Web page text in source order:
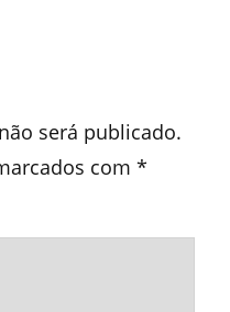
será publicado.
com *